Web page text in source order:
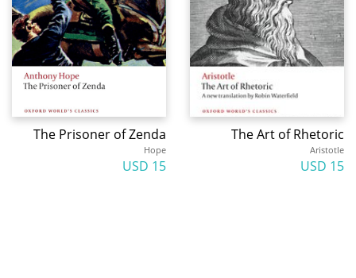
The Art of Rhetoric
Aristotle
15 USD
The Prisoner of Zenda
Hope
15 USD